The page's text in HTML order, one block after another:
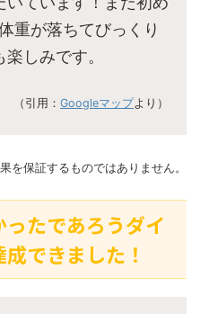
重が落ちてびっくり
しみです。
（引用： Googleマップより）
を保証するものではありません。
たであろうダイ
できました！